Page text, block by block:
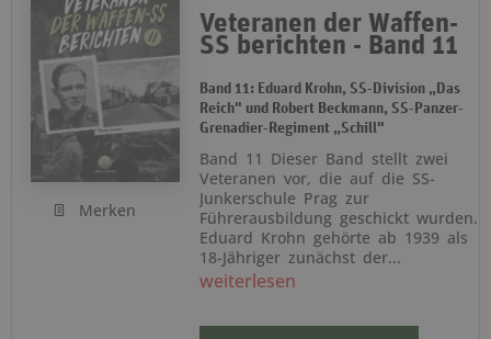
Merken
Veteranen der Waffen-
SS berichten - Band 11
Band 11: Eduard Krohn, SS-Division „Das
Reich" und Robert Beckmann, SS-Panzer-
Grenadier-Regiment „Schill"
Band 11 Dieser Band stellt zwei
Veteranen vor, die auf die SS-
Junkerschule Prag zur
Führerausbildung geschickt wurden.
Eduard Krohn gehörte ab 1939 als
18-Jähriger zunächst der...
weiterlesen